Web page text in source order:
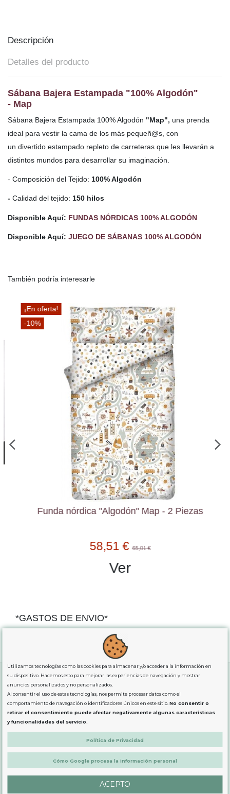
Descripción
Detalles del producto
Sábana Bajera Estampada "100% Algodón"
- Map
Sábana Bajera Estampada 100% Algodón "Map", una prenda
ideal para vestir la cama de los más pequeñ@s, con
un divertido estampado repleto de carreteras que les llevarán a
distintos mundos para desarrollar su imaginación.
- Composición del Tejido: 100% Algodón
- Calidad del tejido: 150 hilos
Disponible Aquí: FUNDAS NÓRDICAS 100% ALGODÓN
Disponible Aquí: JUEGO DE SÁBANAS 100% ALGODÓN
También podría interesarle
¡En oferta!
-10%
Funda nórdica "Algodón" Map - 2 Piezas
58,51 €65,01 €
Ver
*GASTOS DE ENVIO*
para compras superiores a 80€
exclusiva para la peninsula.
SOBRE NOSOTROS
LEGAL
PRODUCTOS
Utilizamos tecnologías como las cookies para almacenar y/o acceder a la información en
su dispositivo. Hacemos esto para mejorar las experiencias de navegación y mostrar
anuncios personalizados y no personalizados.
Al consentir el uso de estas tecnologías, nos permite procesar datos como el
comportamiento de navegación o identificadores únicos en este sitio.No consentir o
retirar el consentimiento puede afectar negativamente algunas características
y funcionalidades del servicio.
Política de Privacidad
Cómo Google procesa la información personal
ACEPTO